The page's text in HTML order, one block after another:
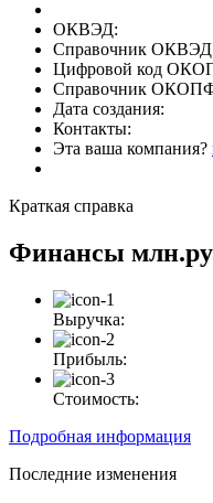
ОКВЭД:
Справочник
Цифровой код
Справочник
Дата создания:
Контакты:
Эта ваша компания?
Краткая справка
Финансы
Выручка:
Прибыль:
Стоимость:
Подробная информация
Последние изменения